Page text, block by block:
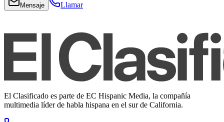
Mensaje Llamar
El Clasificado es parte de EC Hispanic Media, la compañía
multimedia líder de habla hispana en el sur de California.